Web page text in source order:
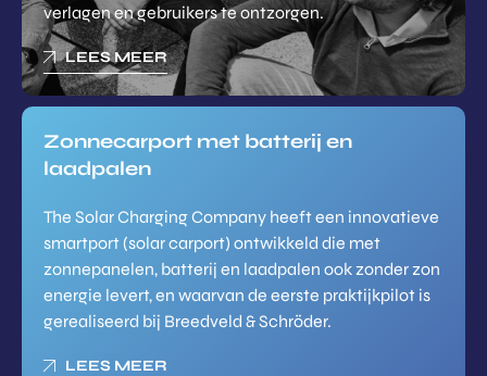
verlagen en gebruikers te ontzorgen.
LEES MEER
Zonnecarport met batterij en
laadpalen
The Solar Charging Company heeft een innovatieve
smartport (solar carport) ontwikkeld die met
zonnepanelen, batterij en laadpalen ook zonder zon
energie levert, en waarvan de eerste praktijkpilot is
gerealiseerd bij Breedveld & Schröder.
LEES MEER